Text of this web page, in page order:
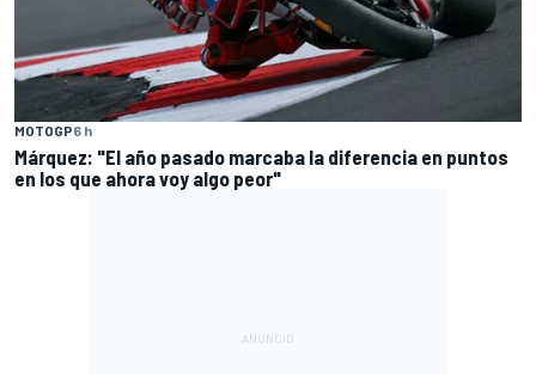
MOTOGP6 h
Márquez: "El año pasado marcaba la diferencia en puntos
en los que ahora voy algo peor"